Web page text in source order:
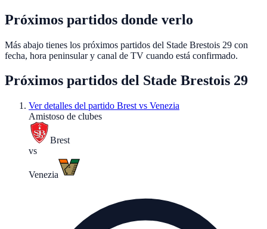
Próximos partidos donde verlo
Más abajo tienes los próximos partidos del Stade Brestois 29 con
fecha, hora peninsular y canal de TV cuando está confirmado.
Próximos partidos del Stade Brestois 29
Ver detalles del partido Brest vs Venezia
Amistoso de clubes
Brest
vs
Venezia